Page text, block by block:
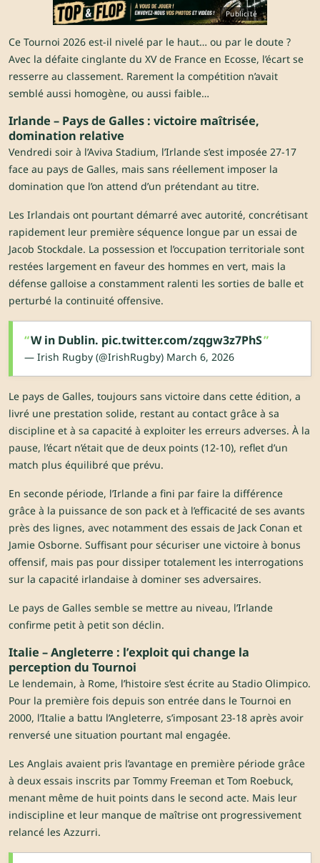
Publicité
Ce Tournoi 2026 est-il nivelé par le haut… ou par le doute ?
Avec la défaite cinglante du XV de France en Ecosse, l’écart se
resserre au classement. Rarement la compétition n’avait
semblé aussi homogène, ou aussi faible…
Irlande – Pays de Galles : victoire maîtrisée,
domination relative
Vendredi soir à l’Aviva Stadium, l’Irlande s’est imposée 27-17
face au pays de Galles, mais sans réellement imposer la
domination que l’on attend d’un prétendant au titre.
Les Irlandais ont pourtant démarré avec autorité, concrétisant
rapidement leur première séquence longue par un essai de
Jacob Stockdale. La possession et l’occupation territoriale sont
restées largement en faveur des hommes en vert, mais la
défense galloise a constamment ralenti les sorties de balle et
perturbé la continuité offensive.
W in Dublin. pic.twitter.com/zqgw3z7PhS
— Irish Rugby (@IrishRugby) March 6, 2026
Le pays de Galles, toujours sans victoire dans cette édition, a
livré une prestation solide, restant au contact grâce à sa
discipline et à sa capacité à exploiter les erreurs adverses. À la
pause, l’écart n’était que de deux points (12-10), reflet d’un
match plus équilibré que prévu.
En seconde période, l’Irlande a fini par faire la différence
grâce à la puissance de son pack et à l’efficacité de ses avants
près des lignes, avec notamment des essais de Jack Conan et
Jamie Osborne. Suffisant pour sécuriser une victoire à bonus
offensif, mais pas pour dissiper totalement les interrogations
sur la capacité irlandaise à dominer ses adversaires.
Le pays de Galles semble se mettre au niveau, l’Irlande
confirme petit à petit son déclin.
Italie – Angleterre : l’exploit qui change la
perception du Tournoi
Le lendemain, à Rome, l’histoire s’est écrite au Stadio Olimpico.
Pour la première fois depuis son entrée dans le Tournoi en
2000, l’Italie a battu l’Angleterre, s’imposant 23-18 après avoir
renversé une situation pourtant mal engagée.
Les Anglais avaient pris l’avantage en première période grâce
à deux essais inscrits par Tommy Freeman et Tom Roebuck,
menant même de huit points dans le second acte. Mais leur
indiscipline et leur manque de maîtrise ont progressivement
relancé les Azzurri.